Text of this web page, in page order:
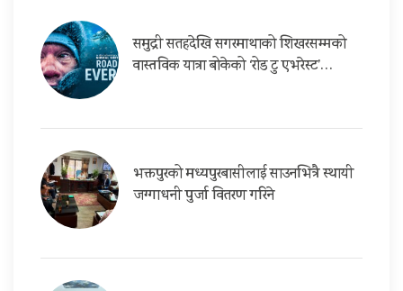
समुद्री सतहदेखि सगरमाथाको शिखरसम्मको
वास्तविक यात्रा बोकेको ‘रोड टु एभरेस्ट’…
भक्तपुरको मध्यपुरबासीलाई साउनभित्रै स्थायी
जग्गाधनी पुर्जा वितरण गरिने